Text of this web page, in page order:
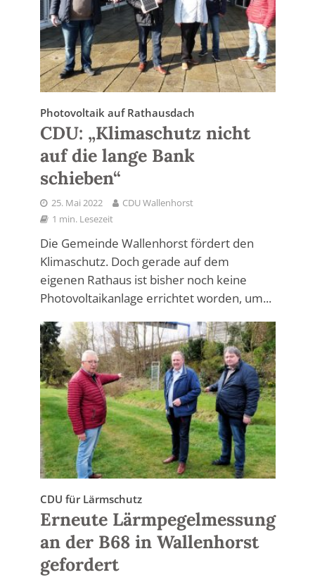
Photovoltaik auf Rathausdach
CDU: „Klimaschutz nicht
auf die lange Bank
schieben“
25. Mai 2022
CDU Wallenhorst
1 min. Lesezeit
Die Gemeinde Wallenhorst fördert den
Klimaschutz. Doch gerade auf dem
eigenen Rathaus ist bisher noch keine
Photovoltaikanlage errichtet worden, um...
CDU für Lärmschutz
Erneute Lärmpegelmessung
an der B68 in Wallenhorst
gefordert